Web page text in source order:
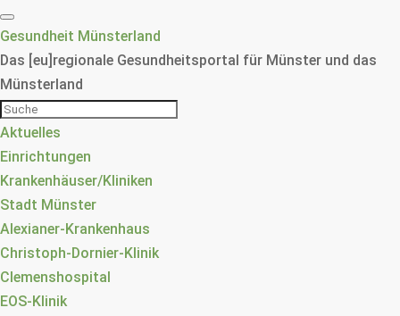
Gesundheit Münsterland
Das [eu]regionale Gesundheitsportal für Münster und das
Münsterland
Aktuelles
Einrichtungen
Krankenhäuser/Kliniken
Stadt Münster
Alexianer-Krankenhaus
Christoph-Dornier-Klinik
Clemenshospital
EOS-Klinik